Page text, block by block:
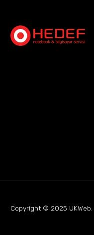
Copyright © 2025 UKWeb